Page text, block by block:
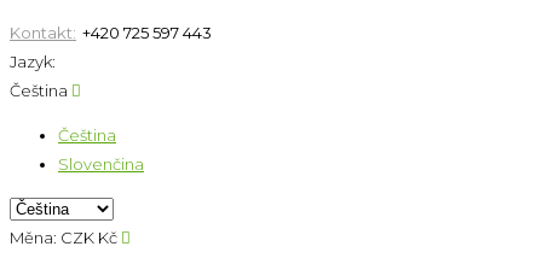
Kontakt: +420 725 597 443
Jazyk:
Čeština 
Čeština
Slovenčina
Měna: CZK Kč 